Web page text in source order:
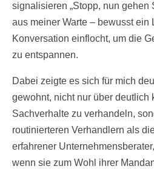
signalisieren „Stopp, nun gehen
aus meiner Warte – bewusst ein
Konversation einflocht, um die
zu entspannen.
Dabei zeigte es sich für mich
gewohnt, nicht nur über deutlich
Sachverhalte zu verhandeln,
routinierteren Verhandlern als
erfahrener
wenn sie zum Wohl ihrer